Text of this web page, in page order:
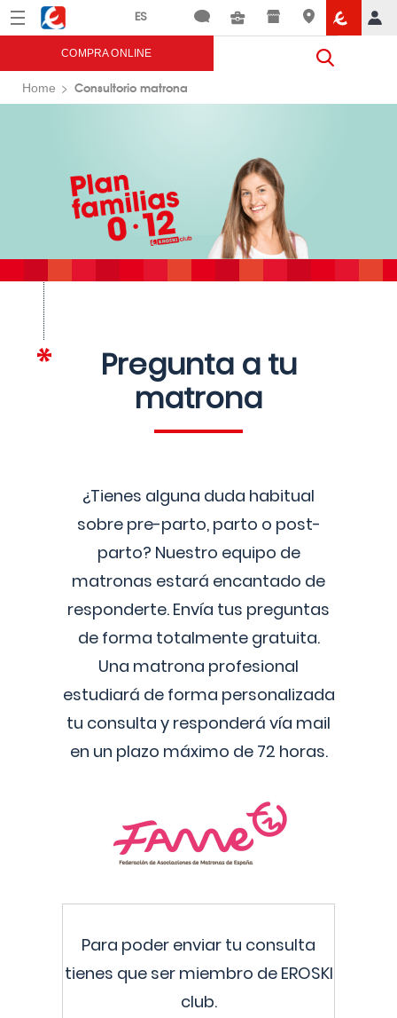
Menú Eroski
COMPRA ONLINE
Home Consultorio matrona
Pregunta a tu
matrona
¿Tienes alguna duda habitual
sobre pre-parto, parto o post-
parto? Nuestro equipo de
matronas estará encantado de
responderte. Envía tus preguntas
de forma totalmente gratuita.
Una matrona profesional
estudiará de forma personalizada
tu consulta y responderá vía mail
en un plazo máximo de 72 horas.
Para poder enviar tu consulta
tienes que ser miembro de EROSKI
club.